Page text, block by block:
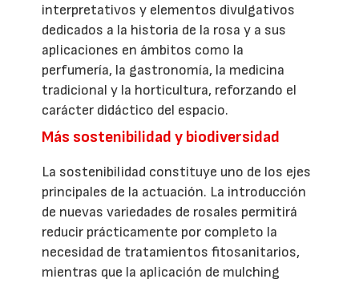
interpretativos y elementos divulgativos
dedicados a la historia de la rosa y a sus
aplicaciones en ámbitos como la
perfumería, la gastronomía, la medicina
tradicional y la horticultura, reforzando el
carácter didáctico del espacio.
Más sostenibilidad y biodiversidad
La sostenibilidad constituye uno de los ejes
principales de la actuación. La introducción
de nuevas variedades de rosales permitirá
reducir prácticamente por completo la
necesidad de tratamientos fitosanitarios,
mientras que la aplicación de mulching